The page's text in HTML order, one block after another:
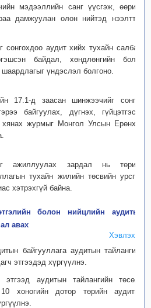
мэдээллийн санг үүсгэж, өөрийн
дамжуулан олон нийтэд нээлттэй
сонгохдоо аудит хийх тухайн салбар,
байдал, хөндлөнгийн болон
шаардлагыг үндэслэл болгоно.
17.1-д заасан шинжээчийг сонгон
байгуулах, дүгнэх, гүйцэтгэсэн
журмыг Монгол Улсын Ерөнхий
ажиллуулах зардал нь төрийн
тухайн жилийн төсвийн урсгал
хэтрэхгүй байна.
болон нийцлийн аудитын
авах
Хэвлэх
байгууллага аудитын тайлангийн
этгээдэд хүргүүлнэ.
этгээд аудитын тайлангийн төсөлд
хоногийн дотор төрийн аудитын